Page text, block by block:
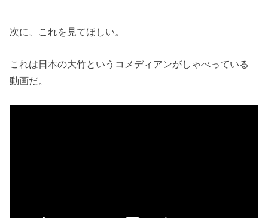
次に、これを見てほしい。
これは日本の大竹というコメディアンがしゃべっている
動画だ。